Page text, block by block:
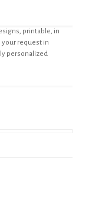
printable, in
your request in
personalized